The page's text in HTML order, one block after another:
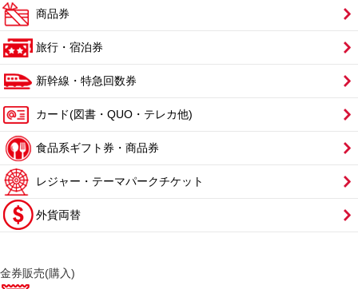
商品券
旅行・宿泊券
新幹線・特急回数券
カード(図書・QUO・テレカ他)
食品系ギフト券・商品券
レジャー・テーマパークチケット
外貨両替
金券販売(購入)